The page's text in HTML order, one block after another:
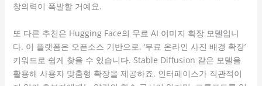
창의력이 폭발할 거예요.
또 다른 추천은 Hugging Face의 무료 AI 이미지 확장 모델입니
다. 이 플랫폼은 오픈소스 기반으로, ‘무료 온라인 사진 배경 확장’
키워드로 쉽게 찾을 수 있습니다. Stable Diffusion 같은 모델을
활용해 사용자 맞춤형 확장을 제공하죠. 인터페이스가 직관적이